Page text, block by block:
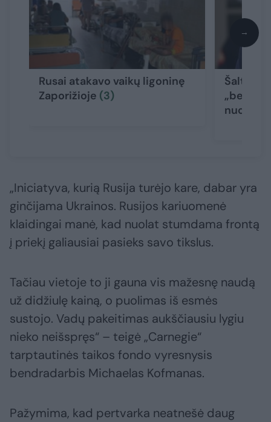
Rusai atakavo vaikų ligoninę
Zaporižioje (3)
„beveik
→
„Iniciatyva, kurią Rusija turėjo kare, dabar yra
ginčijama Ukrainos. Rusijos kariuomenė
klaidingai manė, kad nuolat stumdama frontą
į priekį galiausiai pasieks savo tikslus.
Tačiau vietoje to ji gauna vis mažesnę naudą
už didžiulę kainą, o puolimas iš esmės
sustojo. Vadų pakeitimas aukščiausiu lygiu
nieko neišspręs“ – teigė „Carnegie“
tarptautinės taikos fondo vyresnysis
bendradarbis Michaelas Kofmanas.
Pažymima, kad pertvarka neatnešė daug